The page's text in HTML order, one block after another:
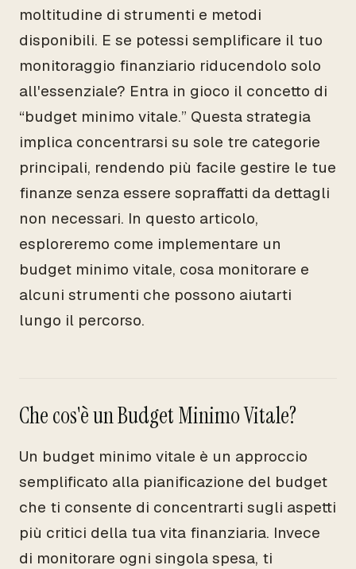
moltitudine di strumenti e metodi
disponibili. E se potessi semplificare il tuo
monitoraggio finanziario riducendolo solo
all'essenziale? Entra in gioco il concetto di
“budget minimo vitale.” Questa strategia
implica concentrarsi su sole tre categorie
principali, rendendo più facile gestire le tue
finanze senza essere sopraffatti da dettagli
non necessari. In questo articolo,
esploreremo come implementare un
budget minimo vitale, cosa monitorare e
alcuni strumenti che possono aiutarti
lungo il percorso.
Che cos'è un Budget Minimo Vitale?
Un budget minimo vitale è un approccio
semplificato alla pianificazione del budget
che ti consente di concentrarti sugli aspetti
più critici della tua vita finanziaria. Invece
di monitorare ogni singola spesa, ti